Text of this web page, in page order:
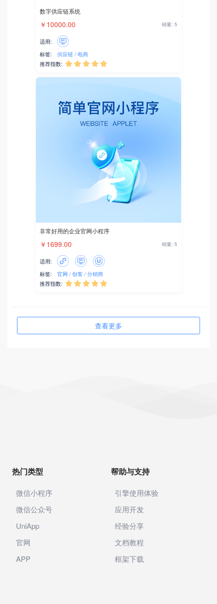
数字供应链系统
￥10000.00 销量: 5
适用:
标签:
供应链 电商
推荐指数:     
非常好用的企业官网小程序
￥1699.00 销量: 5
适用:
标签:
官网 创客 分销商
推荐指数:     
查看更多
热门类型
微信小程序
微信公众号
UniApp
官网
APP
帮助与支持
引擎使用体验
应用开发
经验分享
文档教程
框架下载